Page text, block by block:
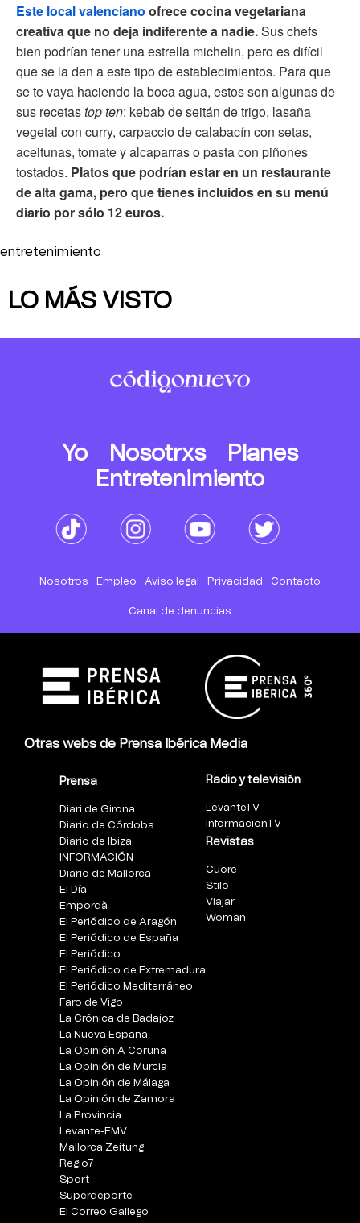
Este local valenciano ofrece cocina vegetariana
creativa que no deja indiferente a nadie.Sus chefs
bien podrían tener una estrella michelin, pero es difícil
que se la den a este tipo de establecimientos. Para que
se te vaya haciendo la boca agua, estos son algunas de
sus recetastop ten: kebab de seitán de trigo, lasaña
vegetal con curry, carpaccio de calabacín con setas,
aceitunas, tomate y alcaparras o pasta con piñones
tostados. Platos que podrían estar en un restaurante
de alta gama, pero que tienes incluidos en su menú
diario por sólo 12 euros.
entretenimiento
LO MÁS VISTO
Yo Nosotrxs
Planes
Entretenimiento
Nosotros Empleo Aviso legal Privacidad Contacto
Canal de denuncias
Otras webs de Prensa Ibérica Media
Prensa
Diari de Girona
Diario de Córdoba
Diario de Ibiza
INFORMACIÓN
Diario de Mallorca
El Día
Empordà
El Periódico de Aragón
El Periódico de España
El Periódico
El Periódico de Extremadura
El Periódico Mediterráneo
Faro de Vigo
La Crónica de Badajoz
La Nueva España
La Opinión A Coruña
La Opinión de Murcia
La Opinión de Málaga
La Opinión de Zamora
La Provincia
Levante-EMV
Mallorca Zeitung
Regio7
Sport
Superdeporte
El Correo Gallego
Radio y televisión
LevanteTV
InformacionTV
Revistas
Cuore
Stilo
Viajar
Woman